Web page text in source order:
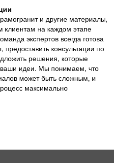
и другие материалы,
клиентам на каждом этапе
экспертов всегда готова
консультации по
решения, которые
ваши идеи. Мы понимаем, что
может быть сложным, и
максимально